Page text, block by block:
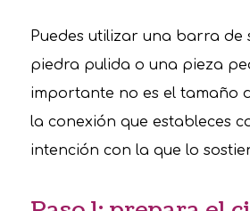
Puedes utilizar una barra de
piedra pulida o una pieza
importante no es el tamaño
la conexión que estableces
intención con la que lo